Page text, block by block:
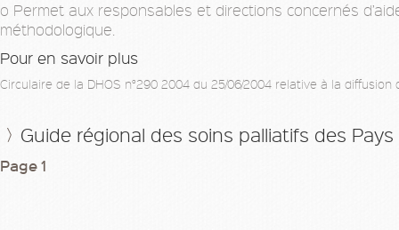
o Permet aux responsables et directions concernés
méthodologique.
Pour en savoir plus
Circulaire de la DHOS n°290 2004 du 25/06/2004 relative à la diffusion
Guide régional des soins palliatifs des
Page1